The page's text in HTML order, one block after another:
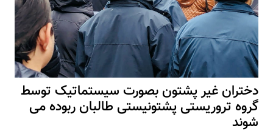
دختران غیر پشتون بصورت سیستماتیک توسط
گروه تروریستی پشتونیستی طالبان ربوده می
شوند